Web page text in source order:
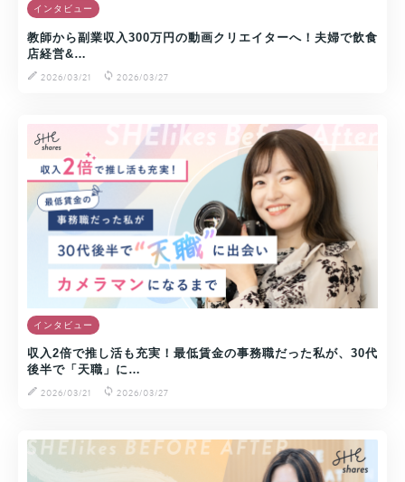
インタビュー
教師から副業収入300万円の動画クリエイターへ！夫婦で飲食
店経営&…
2026/03/21
2026/03/27
インタビュー
収入2倍で推し活も充実！最低賃金の事務職だった私が、30代
後半で「天職」に…
2026/03/21
2026/03/27